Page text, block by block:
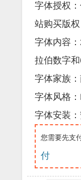
字体授权
站购买版权
字体内容
拉伯数字
字体家族
字体风格
字体安装
您需要先支
付